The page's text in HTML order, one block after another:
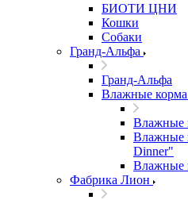
БИОТИ ЦНИ
Кошки
Собаки
Гранд-Альфа
Гранд-Альфа
Влажные корма
Влажные
Влажные
Dinner"
Влажные
Фабрика Лион